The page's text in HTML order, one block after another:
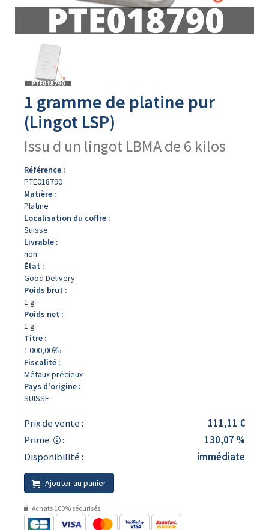
produit
1 gramme de platine pur
(Lingot LSP)
Issu d un lingot LBMA de 6 kilos
Référence :
PTE018790
Matière :
Platine
Localisation du coffre :
Suisse
Livrable :
non
État :
Good Delivery
Poids brut :
1 g
Poids net :
1 g
Titre :
1 000,00‰
Fiscalité :
Métaux précieux
Pays d'origine :
SUISSE
Prix de vente :
111,11 €
Prime
:
130,07 %
Disponibilité :
immédiate
Ajouter au panier
Achats 100% sécurisés